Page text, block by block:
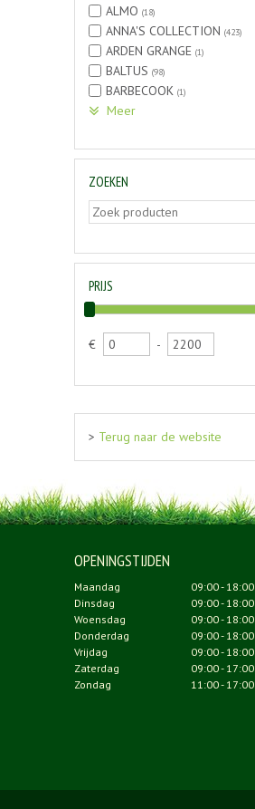
ALMO (18)
ANNA'S COLLECTION (423)
ARDEN GRANGE (1)
BALTUS (98)
BARBECOOK (1)
Meer
ZOEKEN
PRIJS
€ -
> Terug naar de website
OPENINGSTIJDEN
Maandag
09:00 - 18:00
Dinsdag
09:00 - 18:00
Woensdag
09:00 - 18:00
Donderdag
09:00 - 18:00
Vrijdag
09:00 - 18:00
Zaterdag
09:00 - 17:00
Zondag
11:00 - 17:00